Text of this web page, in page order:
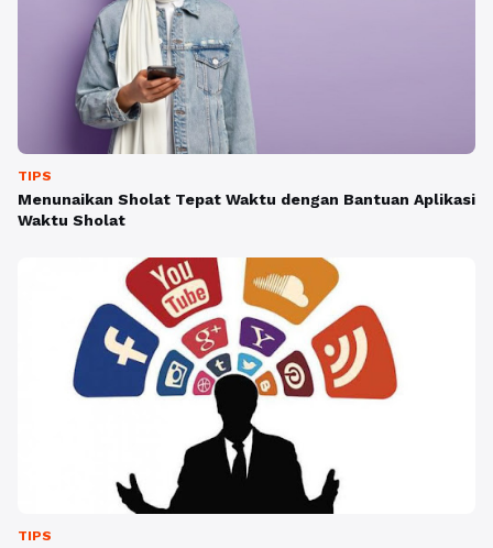
TIPS
Menunaikan Sholat Tepat Waktu dengan Bantuan Aplikasi
Waktu Sholat
TIPS